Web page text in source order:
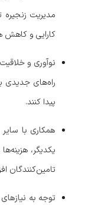
کارایی و کاهش
نوآوری و
راه‌های جدیدی
پیدا کنند.
همکاری با سایر
یکدیگر،
تامین‌کنندگان
توجه به نیازهای